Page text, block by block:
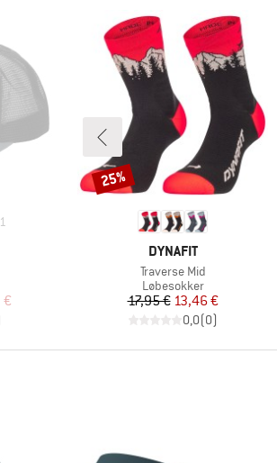
1
€
MÆRKE
DYNAFIT
Artikel
Traverse Mid
Produktgruppe
Løbesokker
Pris
17,95 € Nedsat pris
13,46 €
0,0(0)
Rabat
25%